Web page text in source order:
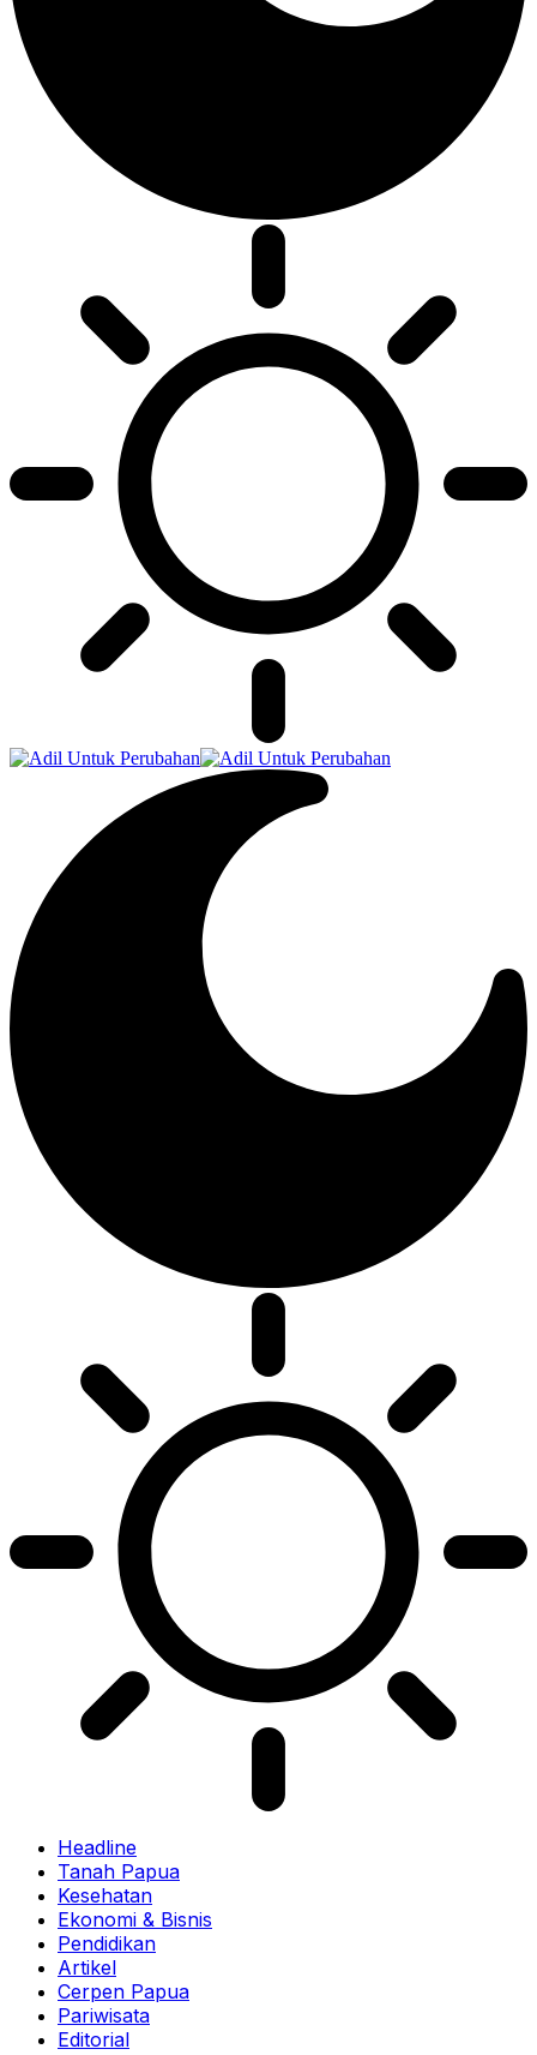
Headline
Tanah Papua
Kesehatan
Ekonomi & Bisnis
Pendidikan
Artikel
Cerpen Papua
Pariwisata
Editorial